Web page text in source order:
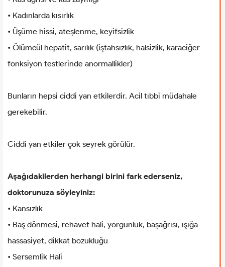
• Kadınlarda kısırlık
• Üşüme hissi, ateşlenme, keyifsizlik
• Ölümcül hepatit, sarılık (iştahsızlık, halsizlik, karaciğer
fonksiyon testlerinde anormallikler)
Bunların hepsi ciddi yan etkilerdir. Acil tıbbi müdahale
gerekebilir.
Ciddi yan etkiler çok seyrek görülür.
Aşağıdakilerden herhangi birini fark ederseniz,
doktorunuza söyleyiniz:
• Kansızlık
• Baş dönmesi, rehavet hali, yorgunluk, başağrısı, ışığa
hassasiyet, dikkat bozukluğu
• Sersemlik Hali